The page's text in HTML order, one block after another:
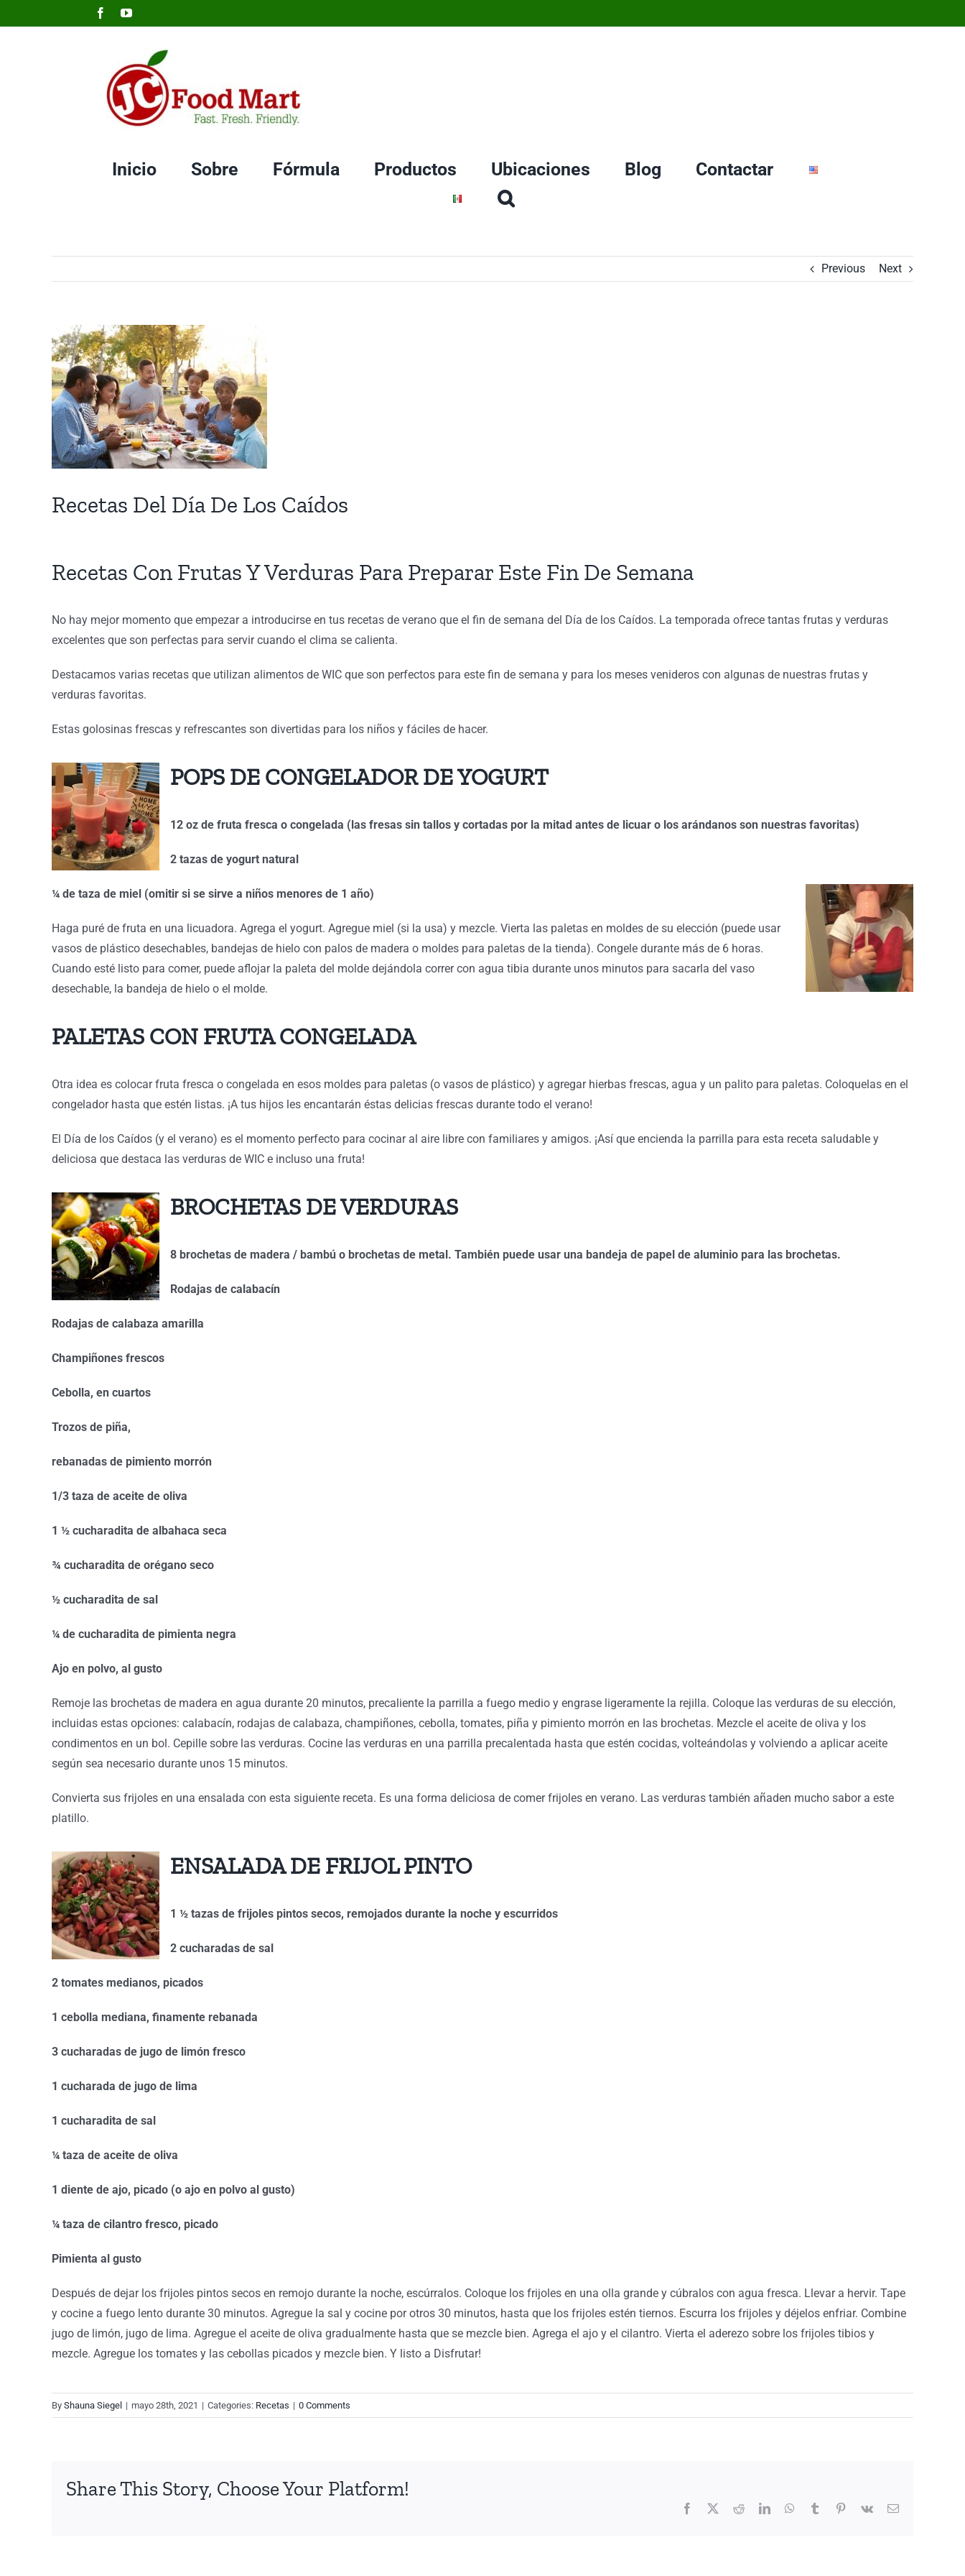
to
FacebookYouTube
Inicio Sobre Fórmula Productos Ubicaciones Blog Contactar
Previous Next
View
Larger
Image
Recetas Del Día De Los Caídos
Recetas Con Frutas Y Verduras Para Preparar Este Fin De Semana
No hay mejor momento que empezar a introducirse en tus recetas de verano que el fin de semana del Día de los Caídos. La temporada ofrece tantas frutas y verduras
excelentes que son perfectas para servir cuando el clima se calienta.
Destacamos varias recetas que utilizan alimentos de WIC que son perfectos para este fin de semana y para los meses venideros con algunas de nuestras frutas y
verduras favoritas.
Estas golosinas frescas y refrescantes son divertidas para los niños y fáciles de hacer.
POPS DE CONGELADOR DE YOGURT
12 oz de fruta fresca o congelada (las fresas sin tallos y cortadas por la mitad antes de licuar o los arándanos son nuestras favoritas)
2 tazas de yogurt natural
¼ de taza de miel (omitir si se sirve a niños menores de 1 año)
Haga puré de fruta en una licuadora. Agrega el yogurt. Agregue miel (si la usa) y mezcle. Vierta las paletas en moldes de su elección (puede usar
vasos de plástico desechables, bandejas de hielo con palos de madera o moldes para paletas de la tienda). Congele durante más de 6 horas.
Cuando esté listo para comer, puede aflojar la paleta del molde dejándola correr con agua tibia durante unos minutos para sacarla del vaso
desechable, la bandeja de hielo o el molde.
PALETAS CON FRUTA CONGELADA
Otra idea es colocar fruta fresca o congelada en esos moldes para paletas (o vasos de plástico) y agregar hierbas frescas, agua y un palito para paletas. Coloquelas en el
congelador hasta que estén listas. ¡A tus hijos les encantarán éstas delicias frescas durante todo el verano!
El Día de los Caídos (y el verano) es el momento perfecto para cocinar al aire libre con familiares y amigos. ¡Así que encienda la parrilla para esta receta saludable y
deliciosa que destaca las verduras de WIC e incluso una fruta!
BROCHETAS DE VERDURAS
8 brochetas de madera / bambú o brochetas de metal. También puede usar una bandeja de papel de aluminio para las brochetas.
Rodajas de calabacín
Rodajas de calabaza amarilla
Champiñones frescos
Cebolla, en cuartos
Trozos de piña,
rebanadas de pimiento morrón
1/3 taza de aceite de oliva
1 ½ cucharadita de albahaca seca
¾ cucharadita de orégano seco
½ cucharadita de sal
¼ de cucharadita de pimienta negra
Ajo en polvo, al gusto
Remoje las brochetas de madera en agua durante 20 minutos, precaliente la parrilla a fuego medio y engrase ligeramente la rejilla. Coloque las verduras de su elección,
incluidas estas opciones: calabacín, rodajas de calabaza, champiñones, cebolla, tomates, piña y pimiento morrón en las brochetas. Mezcle el aceite de oliva y los
condimentos en un bol. Cepille sobre las verduras. Cocine las verduras en una parrilla precalentada hasta que estén cocidas, volteándolas y volviendo a aplicar aceite
según sea necesario durante unos 15 minutos.
Convierta sus frijoles en una ensalada con esta siguiente receta. Es una forma deliciosa de comer frijoles en verano. Lasverduras también añaden mucho sabor a este
platillo.
ENSALADA DE FRIJOL PINTO
1 ½ tazas de frijoles pintos secos, remojados durante la noche y escurridos
2 cucharadas de sal
2 tomates medianos, picados
1 cebolla mediana, finamente rebanada
3 cucharadas de jugo de limón fresco
1 cucharada de jugo de lima
1 cucharadita de sal
¼ taza de aceite de oliva
1 diente de ajo, picado (o ajo en polvo al gusto)
¼ taza de cilantro fresco, picado
Pimienta al gusto
Después de dejar los frijoles pintos secos en remojo durante la noche, escúrralos. Coloque los frijoles en una olla grande y cúbralos con agua fresca. Llevar a hervir. Tape
y cocine a fuego lento durante 30 minutos. Agregue la sal y cocine por otros 30 minutos, hasta que los frijoles estén tiernos. Escurra los frijoles y déjelos enfriar. Combine
jugo de limón, jugo de lima. Agregue el aceite de oliva gradualmente hasta que se mezcle bien. Agrega el ajo y el cilantro. Vierta el aderezo sobre los frijoles tibios y
mezcle. Agregue los tomates y las cebollas picados y mezcle bien. Y listo a Disfrutar!
By Shauna Siegel | mayo 28th, 2021 | Categories: Recetas | 0 Comments
Share This Story, Choose Your Platform!
Facebook RedditLinkedInWhatsApp
Tumblr Pinterest
Vk Email